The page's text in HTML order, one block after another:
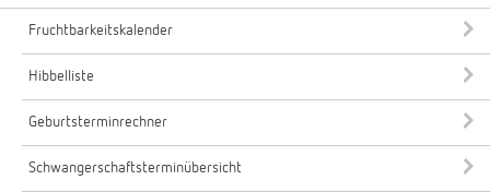
Fruchtbarkeitskalender
Hibbelliste
Geburtsterminrechner
Schwangerschaftsterminübersicht